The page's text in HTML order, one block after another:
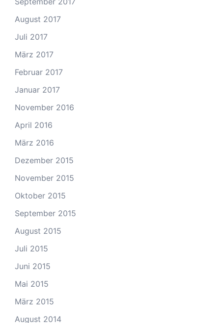
August 2017
Juli 2017
März 2017
Februar 2017
Januar 2017
November 2016
April 2016
März 2016
Dezember 2015
November 2015
Oktober 2015
September 2015
August 2015
Juli 2015
Juni 2015
Mai 2015
März 2015
August 2014